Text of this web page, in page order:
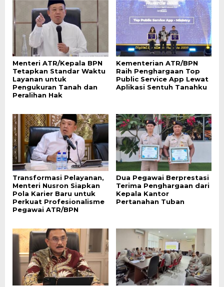
Menteri ATR/Kepala BPN
Tetapkan Standar Waktu
Layanan untuk
Pengukuran Tanah dan
Peralihan Hak
Kementerian ATR/BPN
Raih Penghargaan Top
Public Service App Lewat
Aplikasi Sentuh Tanahku
Transformasi Pelayanan,
Menteri Nusron Siapkan
Pola Karier Baru untuk
Perkuat Profesionalisme
Pegawai ATR/BPN
Dua Pegawai Berprestasi
Terima Penghargaan dari
Kepala Kantor
Pertanahan Tuban